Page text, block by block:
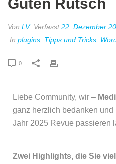
Von LV Verfasst22. Dezember
In plugins Tipps und Tricks
0
Liebe Community, wir –
ganz herzlich bedanken
Jahr 2025 Revue passieren
Zwei Highlights, die Sie